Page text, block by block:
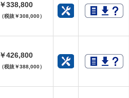
￥338,800
（税抜￥308,000）
￥426,800
（税抜￥388,000）